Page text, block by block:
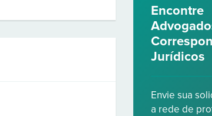
Encontre
Jurídicos
Envie sua
a rede de